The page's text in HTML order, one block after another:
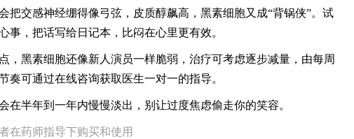
交感神经绷得像弓弦，皮质醇飙高，黑素细胞又成“背锅侠”。试
事，把话写给日记本，比闷在心里更有效。
，黑素细胞还像新人演员一样脆弱，治疗可考虑逐步减量，由每周
可通过在线咨询获取医生一对一的指导。
半年到一年内慢慢淡出，别让过度焦虑偷走你的笑容。
在药师指导下购买和使用